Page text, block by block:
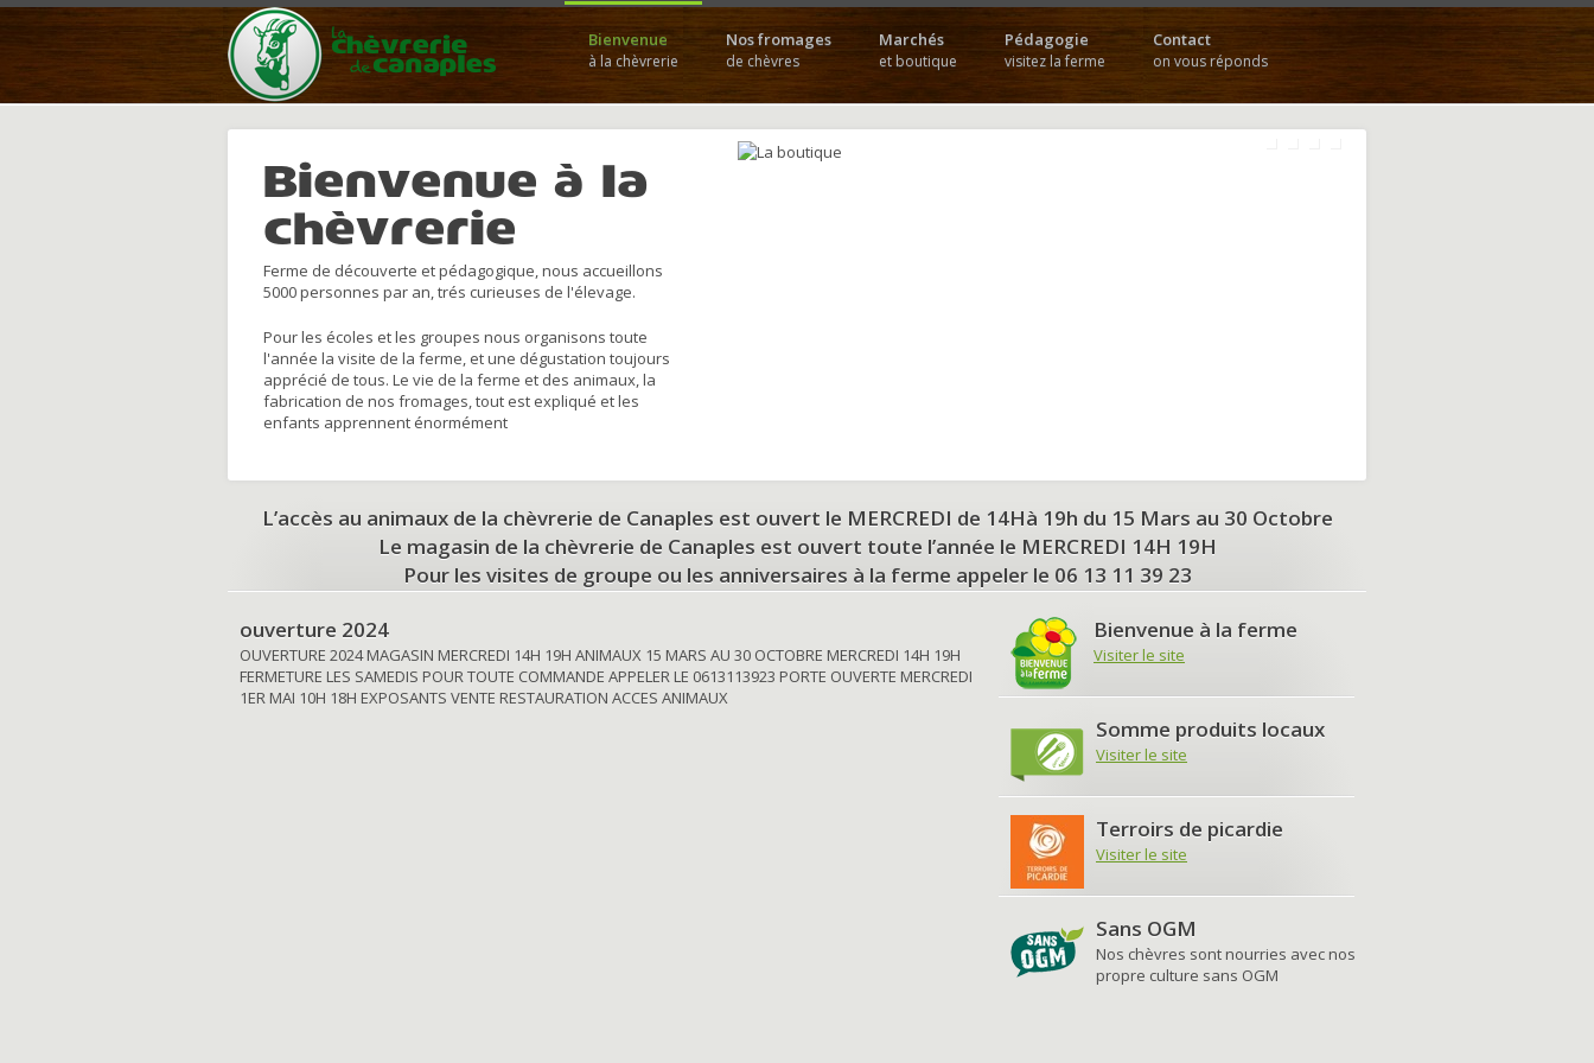
Bienvenue
à la chèvrerie
Nos fromages
de chèvres
Marchés
et boutique
Pédagogie
visitez la ferme
Contact
on vous réponds
Bienvenue à la
chèvrerie
Ferme de découverte et pédagogique, nous accueillons
5000 personnes par an, trés curieuses de l'élevage.
Pour les écoles et les groupes nous organisons toute
l'année la visite de la ferme, et une dégustation toujours
apprécié de tous. Le vie de la ferme et des animaux, la
fabrication de nos fromages, tout est expliqué et les
enfants apprennent énormément
L’accès au animaux de la chèvrerie de Canaples est ouvert le MERCREDI de 14Hà 19h du 15 Mars au 30 Octobre
Le magasin de la chèvrerie de Canaples est ouvert toute l’année le MERCREDI 14H 19H
Pour les visites de groupe ou les anniversaires à la ferme appeler le 06 13 11 39 23
ouverture 2024
OUVERTURE 2024 MAGASIN MERCREDI 14H 19H ANIMAUX 15 MARS AU 30 OCTOBRE MERCREDI 14H 19H
FERMETURE LES SAMEDIS POUR TOUTE COMMANDE APPELER LE 0613113923 PORTE OUVERTE MERCREDI
1ER MAI 10H 18H EXPOSANTS VENTE RESTAURATION ACCES ANIMAUX
Bienvenue à la ferme
Visiter le site
Somme produits locaux
Visiter le site
Terroirs de picardie
Visiter le site
Sans OGM
Nos chèvres sont nourries avec nos
propre culture sans OGM